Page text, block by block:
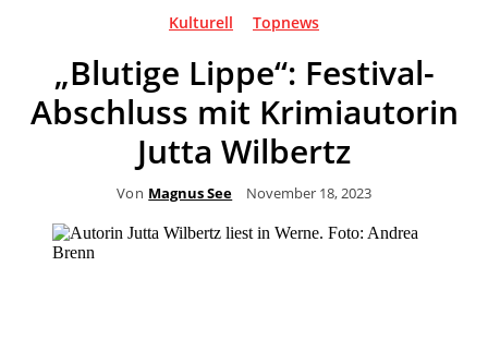
Kulturell Topnews
„Blutige Lippe“: Festival-
Abschluss mit Krimiautorin
Jutta Wilbertz
Von Magnus See November 18, 2023